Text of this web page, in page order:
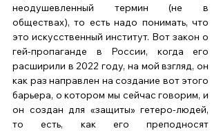
неодушевленный термин (не в
обществах), то есть надо понимать, что
это искусственный институт. Вот закон о
гей-пропаганде в России, когда его
расширили в 2022 году, на мой взгляд, он
как раз направлен на создание вот этого
барьера, о котором мы сейчас говорим, и
он создан для «защиты» гетеро-людей,
то есть, как его преподносят